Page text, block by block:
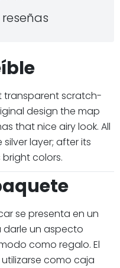
transparent scratch-
design the map
that nice airy look. All
layer; after its
colors.
se presenta en un
un aspecto
como regalo. El
como caja